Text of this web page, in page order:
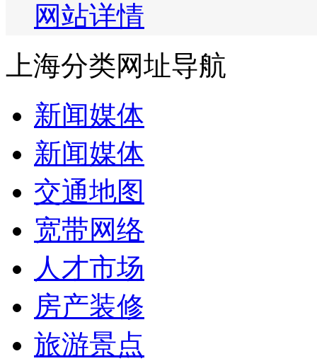
网站详情
上海分类网址导航
新闻媒体
新闻媒体
交通地图
宽带网络
人才市场
房产装修
旅游景点